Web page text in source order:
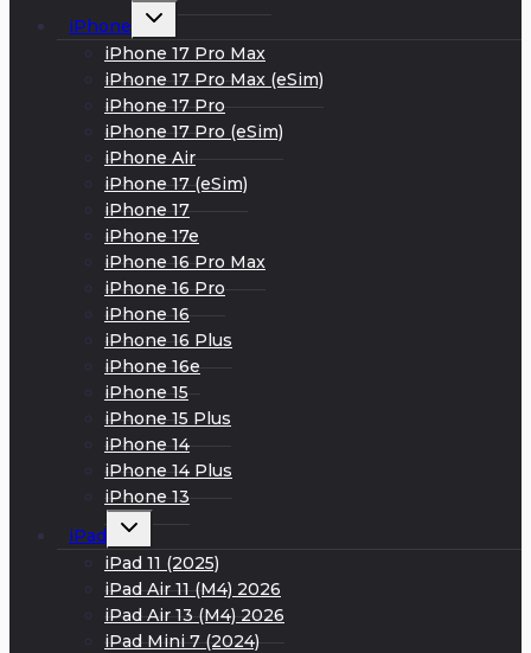
iPhone
Развернуть
меню
iPhone 17 Pro Max
iPhone 17 Pro Max (eSim)
iPhone 17 Pro
iPhone 17 Pro (eSim)
iPhone Air
iPhone 17 (eSim)
iPhone 17
iPhone 17e
iPhone 16 Pro Max
iPhone 16 Pro
iPhone 16
iPhone 16 Plus
iPhone 16e
iPhone 15
iPhone 15 Plus
iPhone 14
iPhone 14 Plus
iPhone 13
iPad
Развернуть
меню
iPad 11 (2025)
iPad Air 11 (M4) 2026
iPad Air 13 (M4) 2026
iPad Mini 7 (2024)